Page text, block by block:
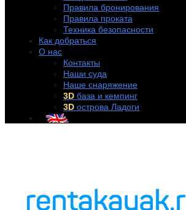
Правила бронирования
Правила проката
Техника безопасности
Как добраться
О нас
Контакты
Наши суда
Наше снаряжение
3D база и кемпинг
3D острова Ладоги